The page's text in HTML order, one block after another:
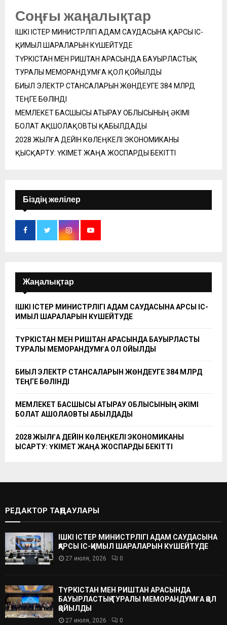
Соңғы жаңалықтар
ІШКІ ІСТЕР МИНИСТРЛІГІ АДАМ САУДАСЫНА ҚАРСЫ ІС-
ҚИМЫЛ ШАРАЛАРЫН КҮШЕЙТУДЕ
ТҮРКІСТАН МЕН РИШТАН АРАСЫНДА БАУЫРЛАСТЫҚ
ТУРАЛЫ МЕМОРАНДУМҒА ҚОЛ ҚОЙЫЛДЫ
БИЫЛ ЭЛЕКТР СТАНСАЛАРЫН ЖӨНДЕУГЕ 384 МЛРД
ТЕҢГЕ БӨЛІНДІ
МЕМЛЕКЕТ БАСШЫСЫ АТЫРАУ ОБЛЫСЫНЫҢ ӘКІМІ
БОЛАТ АҚШОЛАҚОВТЫ ҚАБЫЛДАДЫ
2028 ЖЫЛҒА ДЕЙІН КӨЛЕҢКЕЛІ ЭКОНОМИКАНЫ
ҚЫСҚАРТУ: ҮКІМЕТ ЖАҢА ЖОСПАРДЫ БЕКІТТІ
Біздің желілер
Жаңалықтар
ІШКІ ІСТЕР МИНИСТРЛІГІ АДАМ САУДАСЫНА ҚАРСЫ ІС-
ҚИМЫЛ ШАРАЛАРЫН КҮШЕЙТУДЕ
ТҮРКІСТАН МЕН РИШТАН АРАСЫНДА БАУЫРЛАСТЫҚ
ТУРАЛЫ МЕМОРАНДУМҒА ҚОЛ ҚОЙЫЛДЫ
БИЫЛ ЭЛЕКТР СТАНСАЛАРЫН ЖӨНДЕУГЕ 384 МЛРД
ТЕҢГЕ БӨЛІНДІ
МЕМЛЕКЕТ БАСШЫСЫ АТЫРАУ ОБЛЫСЫНЫҢ ӘКІМІ
БОЛАТ АҚШОЛАҚОВТЫ ҚАБЫЛДАДЫ
2028 ЖЫЛҒА ДЕЙІН КӨЛЕҢКЕЛІ ЭКОНОМИКАНЫ
ҚЫСҚАРТУ: ҮКІМЕТ ЖАҢА ЖОСПАРДЫ БЕКІТТІ
РЕДАКТОР ТАҢДАУЛАРЫ
ІШКІ ІСТЕР МИНИСТРЛІГІ АДАМ САУДАСЫНА
ҚАРСЫ ІС-ҚИМЫЛ ШАРАЛАРЫН КҮШЕЙТУДЕ
27 июля, 2026 0
ТҮРКІСТАН МЕН РИШТАН АРАСЫНДА
БАУЫРЛАСТЫҚ ТУРАЛЫ МЕМОРАНДУМҒА ҚОЛ
ҚОЙЫЛДЫ
27 июля, 2026 0